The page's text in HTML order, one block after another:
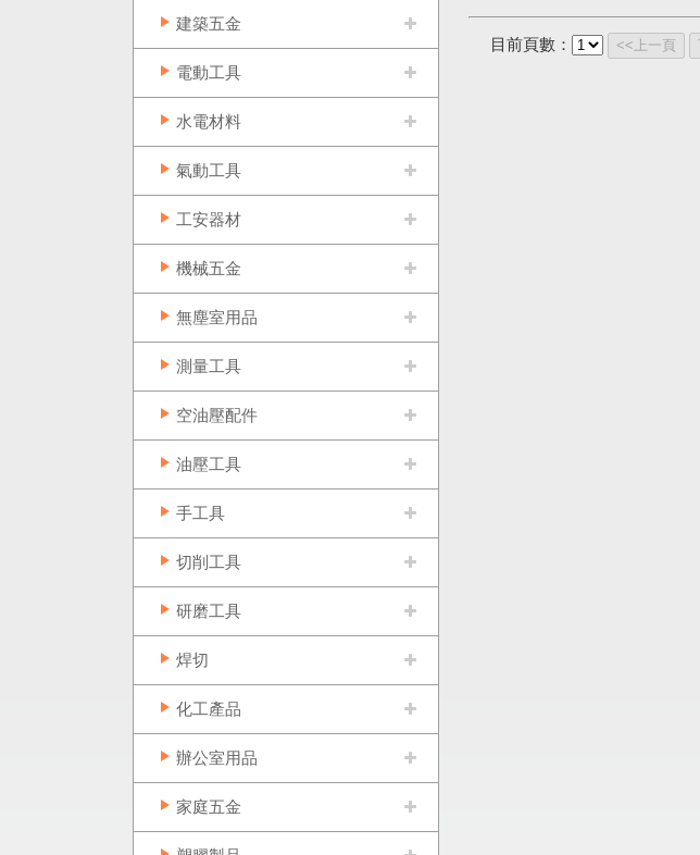
建築五金
電動工具
水電材料
氣動工具
工安器材
機械五金
無塵室用品
測量工具
空油壓配件
油壓工具
手工具
切削工具
研磨工具
焊切
化工產品
辦公室用品
家庭五金
目前頁數： <<上一頁